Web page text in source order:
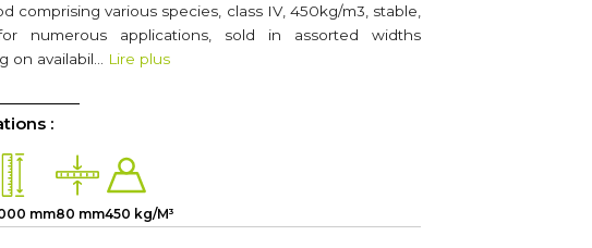
comprising various species, class IV, 450kg/m3, stable,
numerous applications, sold in assorted widths
on availabil…
Lire plus
:
mm80 mm450 kg/M³